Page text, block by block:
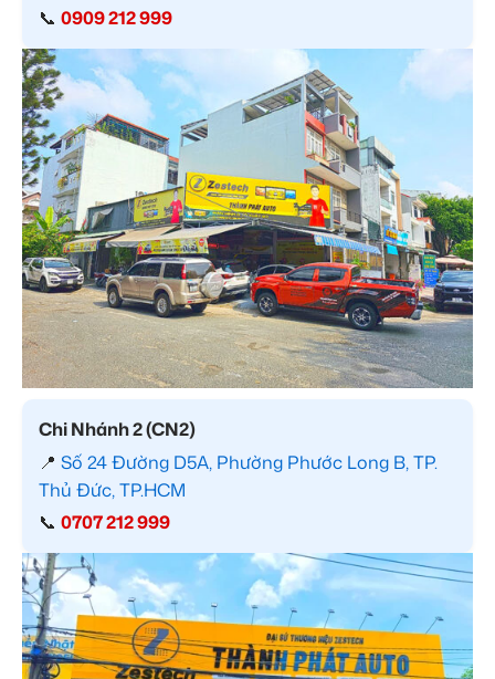
📞 0909 212 999
Chi Nhánh 2 (CN2)
📍 Số 24 Đường D5A, Phường Phước Long B, TP.
Thủ Đức, TP.HCM
📞 0707 212 999